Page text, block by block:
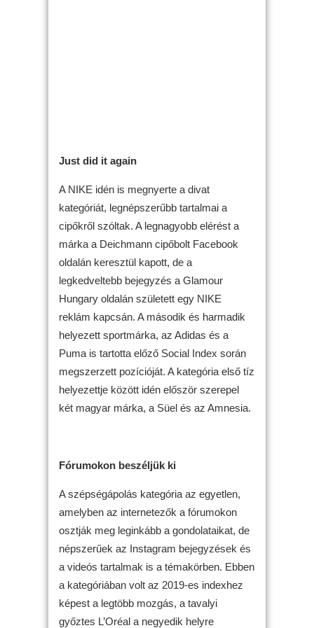
Just did it again
A NIKE idén is megnyerte a divat
kategóriát, legnépszerűbb tartalmai a
cipőkről szóltak. A legnagyobb elérést a
márka a Deichmann cipőbolt Facebook
oldalán keresztül kapott, de a
legkedveltebb bejegyzés a Glamour
Hungary oldalán született egy NIKE
reklám kapcsán. A második és harmadik
helyezett sportmárka, az Adidas és a
Puma is tartotta előző Social Index során
megszerzett pozícióját. A kategória első tíz
helyezettje között idén először szerepel
két magyar márka, a Süel és az Amnesia.
Fórumokon beszéljük ki
A szépségápolás kategória az egyetlen,
amelyben az internetezők a fórumokon
osztják meg leginkább a gondolataikat, de
népszerűek az Instagram bejegyzések és
a videós tartalmak is a témakörben. Ebben
a kategóriában volt az 2019-es indexhez
képest a legtöbb mozgás, a tavalyi
győztes L’Oréal a negyedik helyre